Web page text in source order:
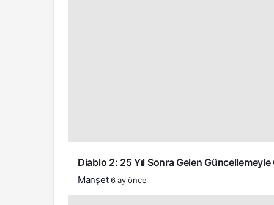
Diablo 2: 25 Yıl Sonra Gelen Güncellemeyle
Manşet 6 ay önce